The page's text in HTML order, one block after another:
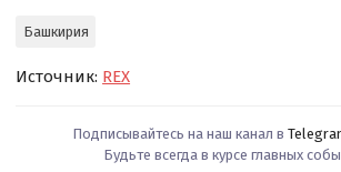
Башкирия
Источник: REX
Подписывайтесь на наш канал в
Будьте всегда в курсе главных